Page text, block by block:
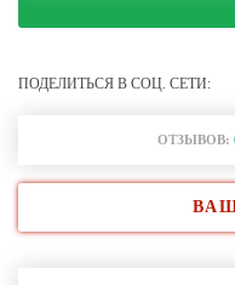
ПОДЕЛИТЬСЯ В СОЦ. СЕТИ:
ОТЗЫВОВ: